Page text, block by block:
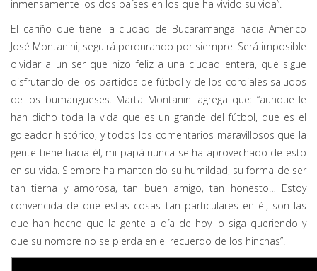
inmensamente los dos países en los que ha vivido su vida”.
El cariño que tiene la ciudad de Bucaramanga hacia Américo
José Montanini, seguirá perdurando por siempre. Será imposible
olvidar a un ser que hizo feliz a una ciudad entera, que sigue
disfrutando de los partidos de fútbol y de los cordiales saludos
de los bumangueses. Marta Montanini agrega que: “aunque le
han dicho toda la vida que es un grande del fútbol, que es el
goleador histórico, y todos los comentarios maravillosos que la
gente tiene hacia él, mi papá nunca se ha aprovechado de esto
en su vida. Siempre ha mantenido su humildad, su forma de ser
tan tierna y amorosa, tan buen amigo, tan honesto… Estoy
convencida de que estas cosas tan particulares en él, son las
que han hecho que la gente a día de hoy lo siga queriendo y
que su nombre no se pierda en el recuerdo de los hinchas”.